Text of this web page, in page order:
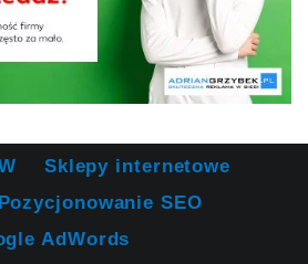
Sklepy internetowe
Pozycjonowanie SEO
AdWords